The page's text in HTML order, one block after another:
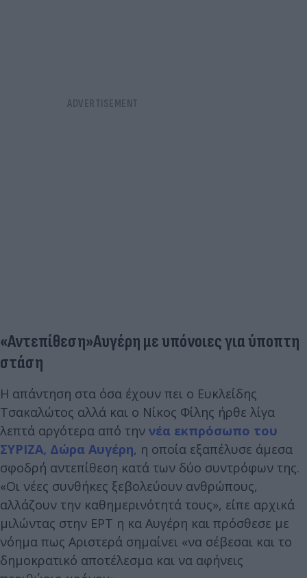
«Αντεπίθεση»Αυγέρη με υπόνοιες για ύποπτη
στάση
Η απάντηση στα όσα έχουν πει ο Ευκλείδης
Τσακαλώτος αλλά και ο Νίκος Φίλης ήρθε λίγα
λεπτά αργότερα από την νέα εκπρόσωπο του
ΣΥΡΙΖΑ, Δώρα Αυγέρη, η οποία εξαπέλυσε άμεσα
σφοδρή αντεπίθεση κατά των δύο συντρόφων της.
«Οι νέες συνθήκες ξεβολεύουν ανθρώπους,
αλλάζουν την καθημερινότητά τους», είπε αρχικά
μιλώντας στην ΕΡΤ η κα Αυγέρη και πρόσθεσε με
νόημα πως Αριστερά σημαίνει «να σέβεσαι και το
δημοκρατικό αποτέλεσμα και να αφήνεις